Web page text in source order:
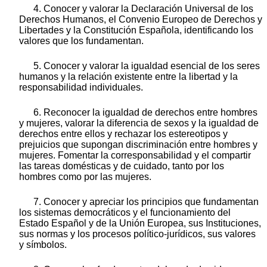
4. Conocer y valorar la Declaración Universal de los
Derechos Humanos, el Convenio Europeo de Derechos y
Libertades y la Constitución Española, identificando los
valores que los fundamentan.
5. Conocer y valorar la igualdad esencial de los seres
humanos y la relación existente entre la libertad y la
responsabilidad individuales.
6. Reconocer la igualdad de derechos entre hombres
y mujeres, valorar la diferencia de sexos y la igualdad de
derechos entre ellos y rechazar los estereotipos y
prejuicios que supongan discriminación entre hombres y
mujeres. Fomentar la corresponsabilidad y el compartir
las tareas domésticas y de cuidado, tanto por los
hombres como por las mujeres.
7. Conocer y apreciar los principios que fundamentan
los sistemas democráticos y el funcionamiento del
Estado Español y de la Unión Europea, sus Instituciones,
sus normas y los procesos político-jurídicos, sus valores
y símbolos.